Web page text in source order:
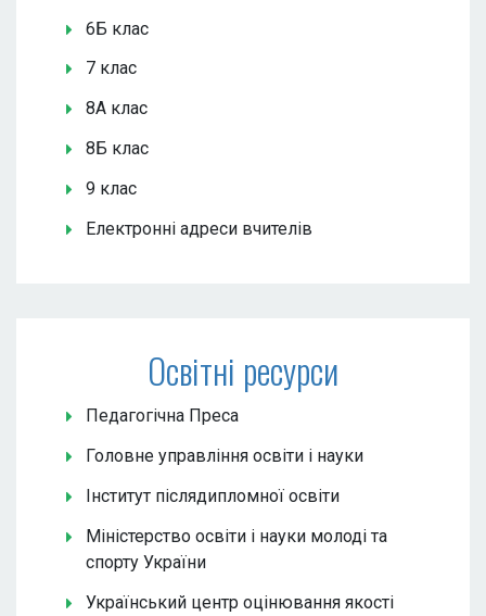
6Б клас
7 клас
8А клас
8Б клас
9 клас
Електронні адреси вчителів
Освітні ресурси
Педагогічна Преса
Головне управління освіти і науки
Інститут післядипломної освіти
Міністерство освіти і науки молоді та
спорту України
Український центр оцінювання якості